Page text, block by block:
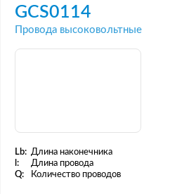
GCS0114
Провода высоковольтные
Lb: Длина наконечника
l:
Длина провода
Q:
Количество проводов